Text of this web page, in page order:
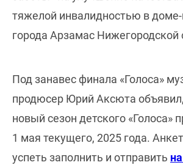
тяжелой инвалидностью в доме-
города Арзамас Нижегородской
Под занавес финала «Голоса»
продюсер Юрий Аксюта объявил,
новый сезон детского «Голоса»
1 мая текущего, 2025 года.
успеть заполнить и отправить